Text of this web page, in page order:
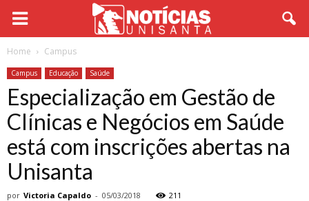
Home Campus
Campus Educação Saúde
Especialização em Gestão de
Clínicas e Negócios em Saúde
está com inscrições abertas na
Unisanta
por Victoria Capaldo - 05/03/2018 211